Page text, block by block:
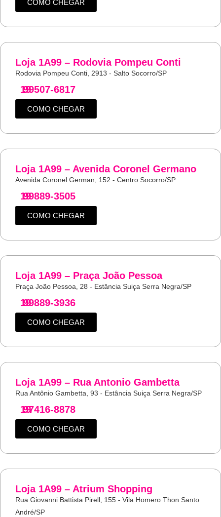
COMO CHEGAR
Loja 1A99 – Rodovia Pompeu Conti
Rodovia Pompeu Conti, 2913 - Salto Socorro/SP
19
99507-6817
COMO CHEGAR
Loja 1A99 – Avenida Coronel Germano
Avenida Coronel German, 152 - Centro Socorro/SP
19
99889-3505
COMO CHEGAR
Loja 1A99 – Praça João Pessoa
Praça João Pessoa, 28 - Estância Suiça Serra Negra/SP
19
99889-3936
COMO CHEGAR
Loja 1A99 – Rua Antonio Gambetta
Rua Antônio Gambetta, 93 - Estância Suiça Serra Negra/SP
19
97416-8878
COMO CHEGAR
Loja 1A99 – Atrium Shopping
Rua Giovanni Battista Pirell, 155 - Vila Homero Thon Santo
André/SP